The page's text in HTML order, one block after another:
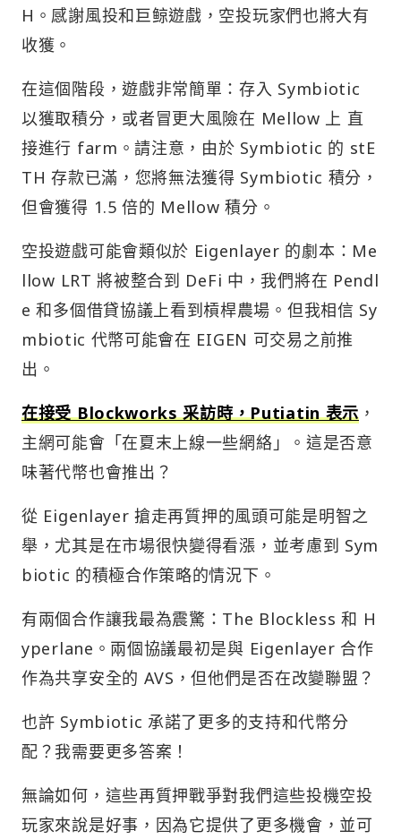
收獲。
在這個階段，遊戲非常簡單：存入 Symbiotic
以獲取積分，或者冒更大風險在 Mellow 上 直
接進行 farm。請注意，由於 Symbiotic 的 stE
TH 存款已滿，您將無法獲得 Symbiotic 積分，
但會獲得 1.5 倍的 Mellow 積分。
空投遊戲可能會類似於 Eigenlayer 的劇本：Me
llow LRT 將被整合到 DeFi 中，我們將在 Pendl
e 和多個借貸協議上看到槓桿農場。但我相信 Sy
mbiotic 代幣可能會在 EIGEN 可交易之前推
出。
在接受 Blockworks 采訪時，Putiatin 表示
主網可能會「在夏末上線一些網絡」。這是否意
味著代幣也會推出？
從 Eigenlayer 搶走再質押的風頭可能是明智之
舉，尤其是在市場很快變得看漲，並考慮到 Sym
biotic 的積極合作策略的情況下。
有兩個合作讓我最為震驚：The Blockless 和 H
yperlane。兩個協議最初是與 Eigenlayer 合作
作為共享安全的 AVS，但他們是否在改變聯盟？
也許 Symbiotic 承諾了更多的支持和代幣分
配？我需要更多答案！
無論如何，這些再質押戰爭對我們這些投機空投
玩家來說是好事，因為它提供了更多機會，並可
能促使 Eigenlayer 更快推出代幣。